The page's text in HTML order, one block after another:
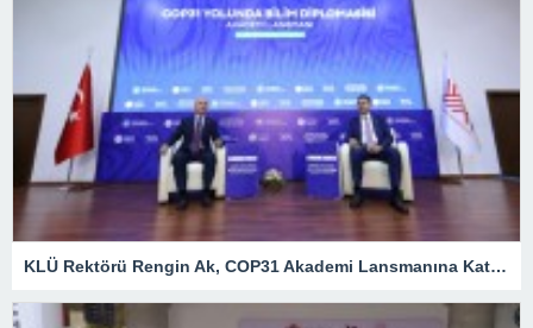
KLÜ Rektörü Rengin Ak, COP31 Akademi Lansmanına Katıldı